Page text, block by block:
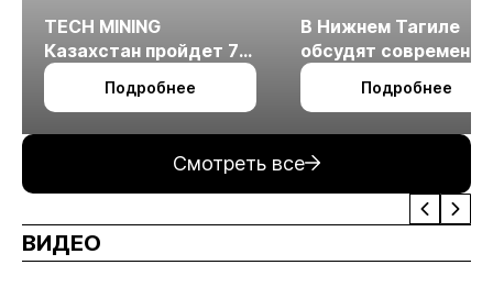
TECH MINING
Казахстан пройдет 7
октября в Алматы
Подробнее
В Нижнем Тагиле
обсудят
технологии
измельчения
Подробнее
Смотреть все
ВИДЕО